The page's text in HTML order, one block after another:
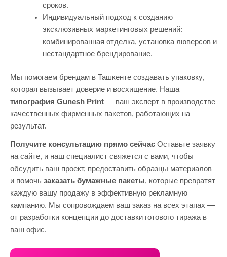
сроков.
Индивидуальный подход к созданию
эксклюзивных маркетинговых решений:
комбинированная отделка, установка люверсов и
нестандартное брендирование.
Мы помогаем брендам в Ташкенте создавать упаковку,
которая вызывает доверие и восхищение. Наша
типография Gunesh Print — ваш эксперт в производстве
качественных фирменных пакетов, работающих на
результат.
Получите консультацию прямо сейчас Оставьте заявку
на сайте, и наш специалист свяжется с вами, чтобы
обсудить ваш проект, предоставить образцы материалов
и помочь заказать бумажные пакеты, которые превратят
каждую вашу продажу в эффективную рекламную
кампанию. Мы сопровождаем ваш заказ на всех этапах —
от разработки концепции до доставки готового тиража в
ваш офис.